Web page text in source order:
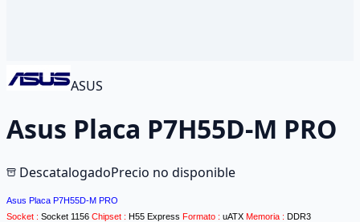
ASUS
Asus Placa P7H55D-M PRO
DescatalogadoPrecio no disponible
Asus Placa P7H55D-M PRO
Socket : Socket 1156 Chipset : H55 Express Formato : uATX Memoria : DDR3